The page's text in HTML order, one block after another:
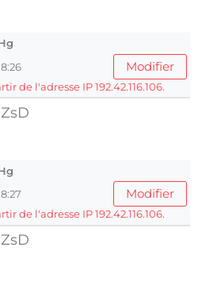
Modifier
de l'adresse IP 192.42.116.106.
Modifier
de l'adresse IP 192.42.116.106.